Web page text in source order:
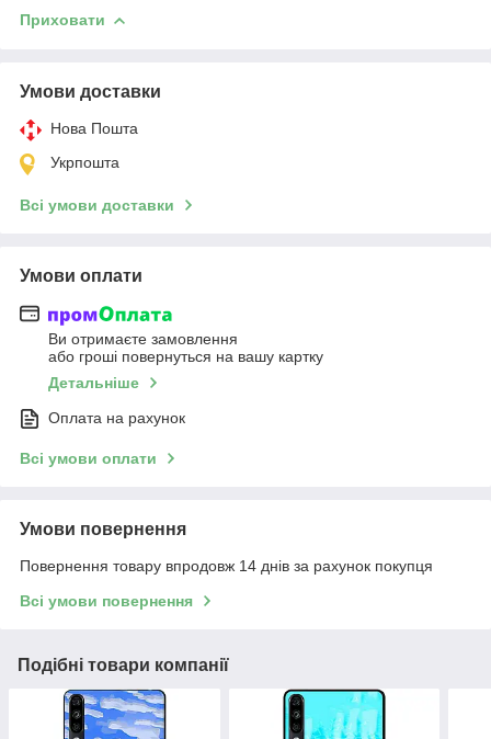
Приховати
Умови доставки
Нова Пошта
Укрпошта
Всі умови доставки
Умови оплати
Ви отримаєте замовлення
або гроші повернуться на вашу картку
Детальніше
Оплата на рахунок
Всі умови оплати
Умови повернення
Повернення товару впродовж 14 днів за рахунок покупця
Всі умови повернення
Подібні товари компанії